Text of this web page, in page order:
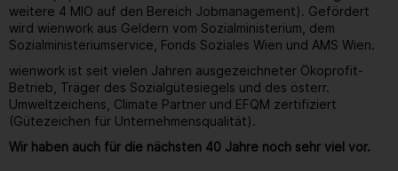
weitere 4 MIO auf den Bereich Jobmanagement). Gefördert
wird wienwork aus Geldern vom Sozialministerium, dem
Sozialministeriumservice, Fonds Soziales Wien und AMS Wien.
wienwork ist seit vielen Jahren ausgezeichneter Ökoprofit-
Betrieb, Träger des Sozialgütesiegels und des österr.
Umweltzeichens, Climate Partner und EFQM zertifiziert
(Gütezeichen für Unternehmensqualität).
Wir haben auch für die nächsten 40 Jahre noch sehr viel vor.